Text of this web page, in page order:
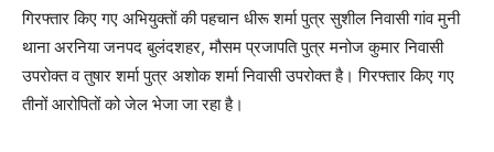
गिरफ्तार किए गए अभियुक्तों की पहचान धीरू शर्मा पुत्र सुशील निवासी गांव मुनी
थाना अरनिया जनपद बुलंदशहर, मौसम प्रजापति पुत्र मनोज कुमार निवासी
उपरोक्त व तुषार शर्मा पुत्र अशोक शर्मा निवासी उपरोक्त है। गिरफ्तार किए गए
तीनों आरोपितों को जेल भेजा जा रहा है।